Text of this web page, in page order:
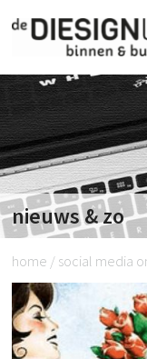
nieuws & zo
home / social media